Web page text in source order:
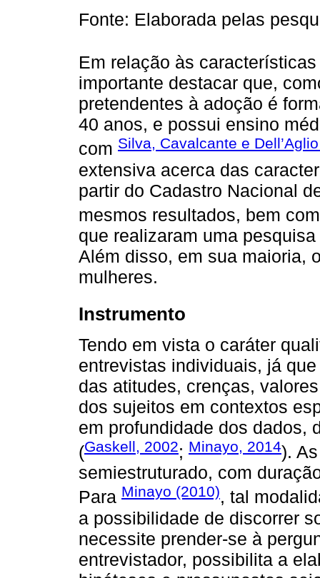
Fonte: Elaborada pelas
Em relação às
importante destacar que,
pretendentes à adoção é
40 anos, e possui ensino
com Silva, Cavalcante e
extensiva acerca das
partir do Cadastro Nacional
mesmos resultados, bem
que realizaram uma
Além disso, em sua maioria,
mulheres.
Instrumento
Tendo em vista o caráter
entrevistas individuais, já
das atitudes, crenças,
dos sujeitos em contextos
em profundidade dos dados,
(Gaskell, 2002; Minayo, 2014).
semiestruturado, com
Para Minayo (2010), tal
a possibilidade de discorrer
necessite prender-se à
entrevistador, possibilita a